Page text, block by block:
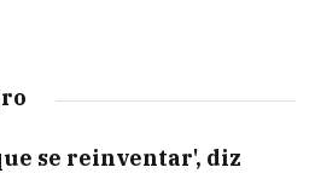
se reinventar', diz